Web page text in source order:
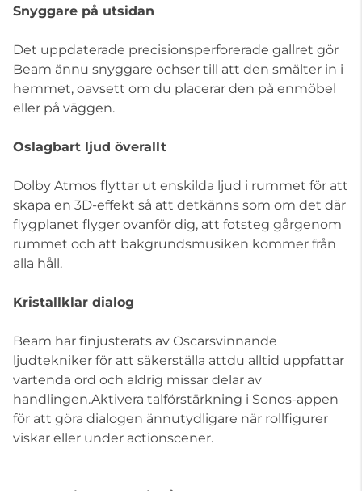
Snyggare på utsidan
Det uppdaterade precisionsperforerade gallret gör
Beam ännu snyggare ochser till att den smälter in i
hemmet, oavsett om du placerar den på enmöbel
eller på väggen.
Oslagbart ljud överallt
Dolby Atmos flyttar ut enskilda ljud i rummet för att
skapa en 3D-effekt så att detkänns som om det där
flygplanet flyger ovanför dig, att fotsteg gårgenom
rummet och att bakgrundsmusiken kommer från
alla håll.
Kristallklar dialog
Beam har finjusterats av Oscarsvinnande
ljudtekniker för att säkerställa attdu alltid uppfattar
vartenda ord och aldrig missar delar av
handlingen.Aktivera talförstärkning i Sonos-appen
för att göra dialogen ännutydligare när rollfigurer
viskar eller under actionscener.